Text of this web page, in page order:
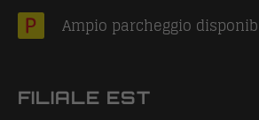
Ampio parcheggio
FILIALE EST